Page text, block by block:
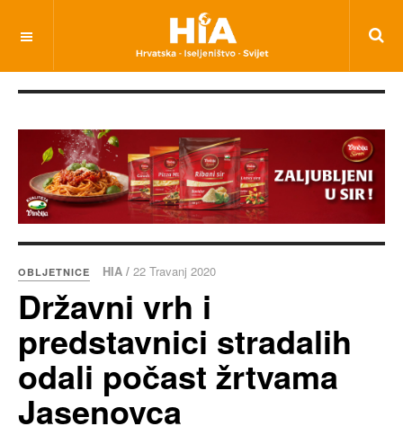
OBLJETNICE HIA / 22 Travanj 2020
Državni vrh i
predstavnici stradalih
odali počast žrtvama
Jasenovca